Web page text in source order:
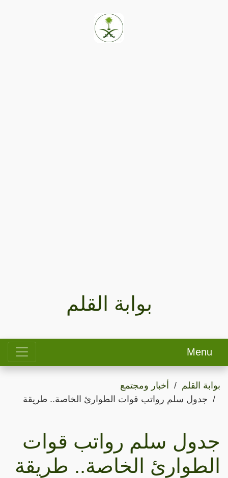
بوابة القلم
Menu
بوابة القلم
أخبار ومجتمع
جدول سلم رواتب قوات الطوارئ الخاصة.. طريقة
جدول سلم رواتب قوات
الطوارئ الخاصة.. طريقة